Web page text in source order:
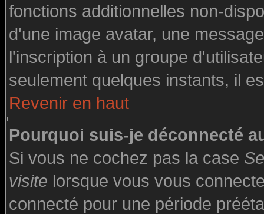
fonctions additionnelles non-
d'une image avatar, une
l'inscription à un groupe
seulement quelques instants, il
Revenir en haut
Pourquoi suis-je déconnecté
Si vous ne cochez pas la case
visite lorsque vous vous
connecté pour une période